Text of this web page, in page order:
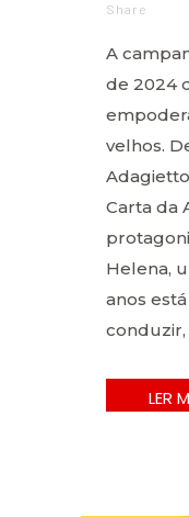
Share
A
de 2024
velhos.
Carta da
Helena,
anos
conduzir,